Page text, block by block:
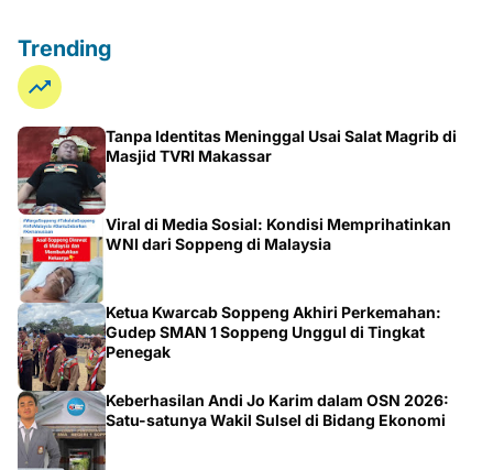
Trending
Tanpa Identitas Meninggal Usai Salat Magrib di
Masjid TVRI Makassar
Viral di Media Sosial: Kondisi Memprihatinkan
WNI dari Soppeng di Malaysia
Ketua Kwarcab Soppeng Akhiri Perkemahan:
Gudep SMAN 1 Soppeng Unggul di Tingkat
Penegak
Keberhasilan Andi Jo Karim dalam OSN 2026:
Satu-satunya Wakil Sulsel di Bidang Ekonomi